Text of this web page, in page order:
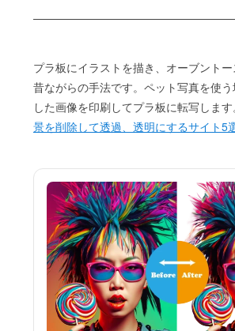
プラ板にイラストを描き、オーブント
昔ながらの手法です。ペット写真を使
した画像を印刷してプラ板に転写します
景を削除して透過、透明にするサイト5